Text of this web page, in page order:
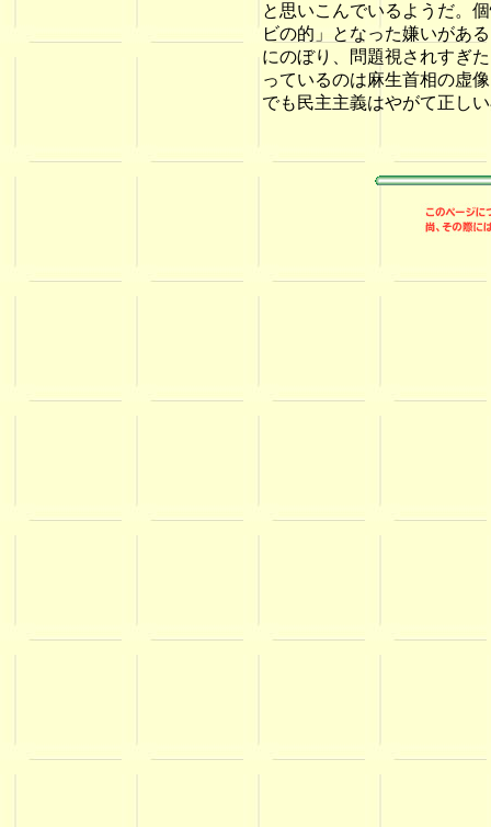
と思いこんでいるようだ。
ビの的」となった嫌いがあ
にのぼり、問題視されすぎ
っているのは麻生首相の虚
でも民主主義はやがて正し